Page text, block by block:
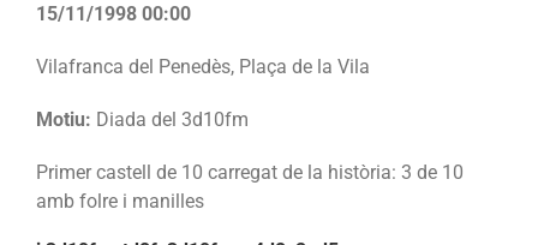
15/11/1998 00:00
Vilafranca del Penedès, Plaça de la Vila
Motiu: Diada del 3d10fm
Primer castell de 10 carregat de la història: 3 de 10
amb folre i manilles